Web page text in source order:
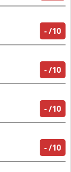
-/10
-/10
-/10
-/10